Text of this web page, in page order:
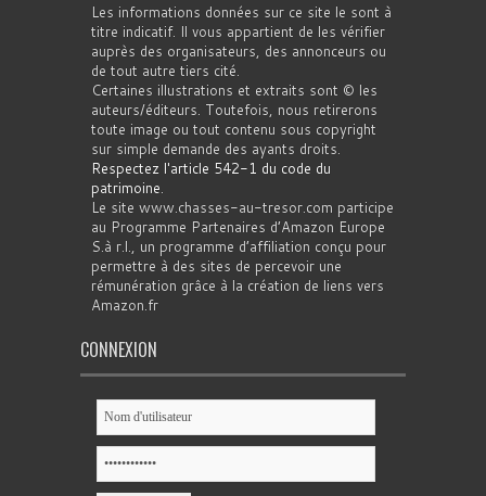
Les informations données sur ce site le sont à
titre indicatif. Il vous appartient de les vérifier
auprès des organisateurs, des annonceurs ou
de tout autre tiers cité.
Certaines illustrations et extraits sont © les
auteurs/éditeurs. Toutefois, nous retirerons
toute image ou tout contenu sous copyright
sur simple demande des ayants droits.
Respectez l'article 542-1 du code du
patrimoine.
Le site www.chasses-au-tresor.com participe
au Programme Partenaires d’Amazon Europe
S.à r.l., un programme d’affiliation conçu pour
permettre à des sites de percevoir une
rémunération grâce à la création de liens vers
Amazon.fr
CONNEXION